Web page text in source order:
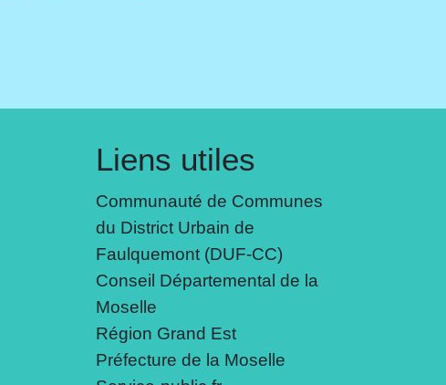
Liens utiles
Communauté de Communes
du District Urbain de
Faulquemont (DUF-CC)
Conseil Départemental de la
Moselle
Région Grand Est
Préfecture de la Moselle